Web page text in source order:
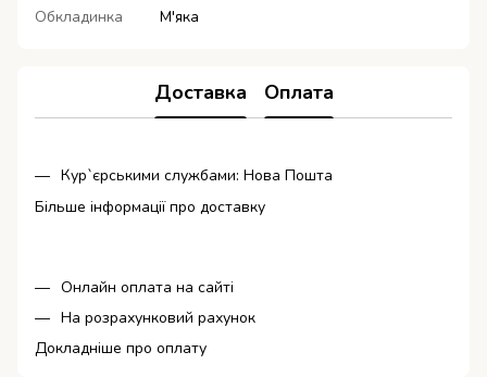
Обкладинка
М'яка
Доставка Оплата
Кур`єрськими службами: Нова Пошта
Більше інформації про доставку
Онлайн оплата на сайті
На розрахунковий рахунок
Докладніше про оплату